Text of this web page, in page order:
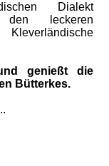
Dialekt
leckeren
genießt die
Bütterkes.